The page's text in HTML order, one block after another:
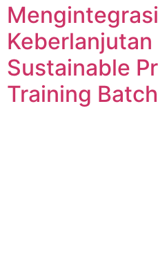
Keberlanjutan
Sustainable
Training